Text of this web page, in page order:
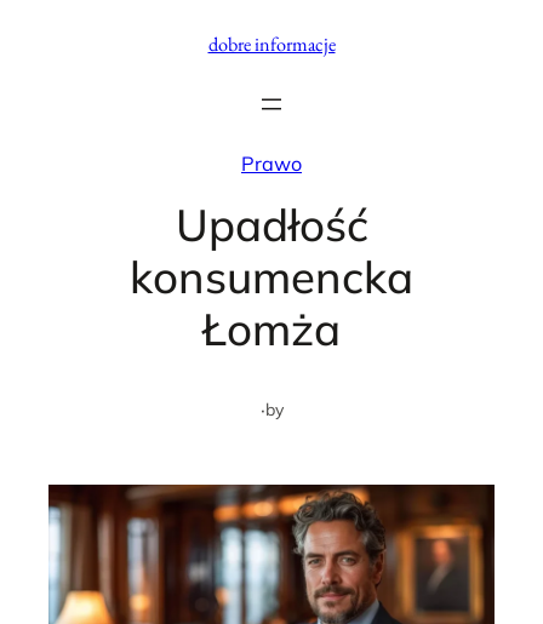
dobre informacje
Prawo
Upadłość
konsumencka
Łomża
·by